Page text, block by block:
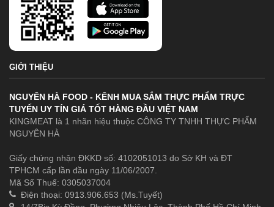
GIỚI THIỆU
NGUYÊN HÀ FOOD - KÊNH MUA SẮM THỰC PHẨM TRỰC
TUYẾN UY TÍN GIÁ TỐT HÀNG ĐẦU VIỆT NAM
KINGMEAT là 1 nhãn hiệu thuộc CÔNG TY TNHH THỰC PHẨM
NGUYÊN HÀ
Giấy chứng nhận ĐKKD số: 4102051013 do Sở KH và ĐT
TPHCM cấp lần đầu ngày 11/06/2007.
Mã Số Thuế: 0305037004
Điện thoại: 0913.906.653 (Ms.Tuyết)